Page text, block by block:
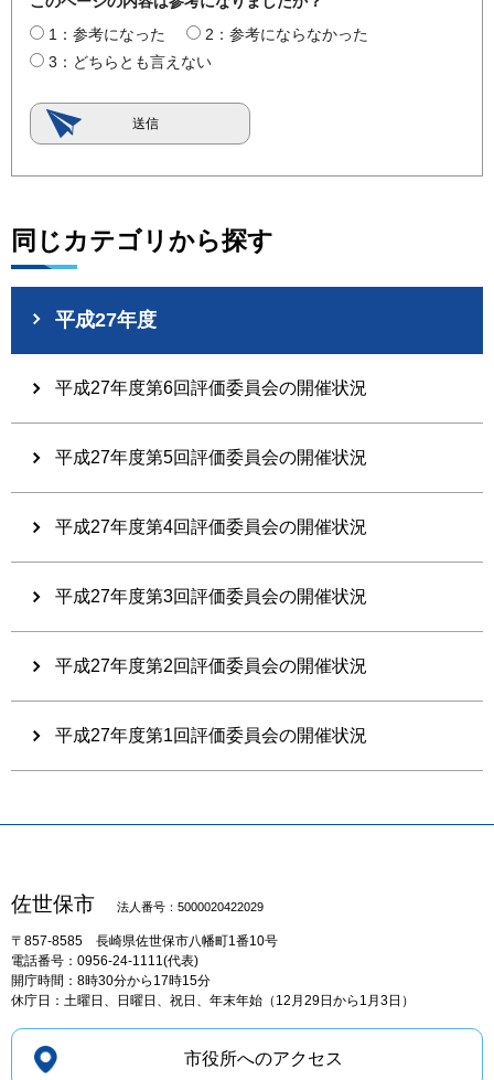
1：参考になった
2：参考にならなかった
3：どちらとも言えない
同じカテゴリから探す
平成27年度
平成27年度第6回評価委員会の開催状況
平成27年度第5回評価委員会の開催状況
平成27年度第4回評価委員会の開催状況
平成27年度第3回評価委員会の開催状況
平成27年度第2回評価委員会の開催状況
平成27年度第1回評価委員会の開催状況
佐世保市 法人番号：5000020422029
〒857-8585 長崎県佐世保市八幡町1番10号
電話番号：0956-24-1111(代表)
開庁時間：8時30分から17時15分
休庁日：土曜日、日曜日、祝日、年末年始（12月29日から1月3日）
市役所へのアクセス